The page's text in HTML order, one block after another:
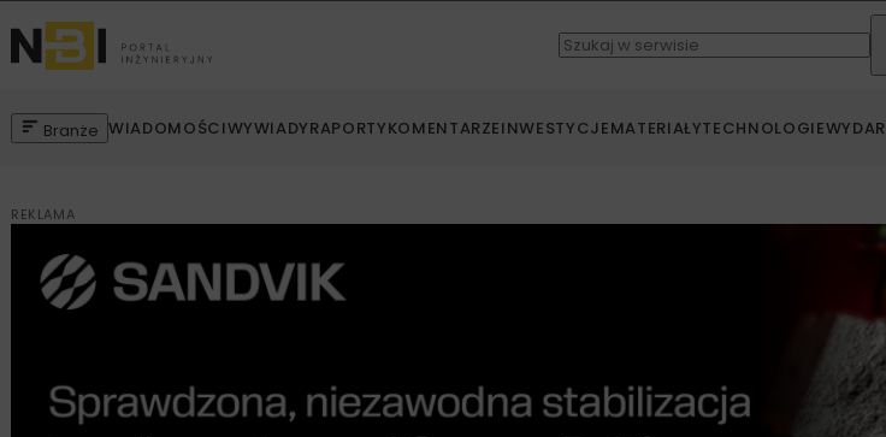
Branże WIADOMOŚCIWYWIADYRAPORTYKOMENTARZEINWESTYCJEMATERIAŁYTECHNOLOGIE
REKLAMA